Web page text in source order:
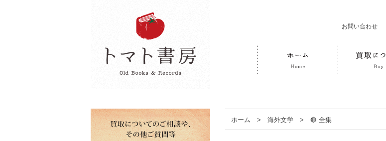
お問い合わせ
ホーム > 海外文学 > 🔴 全集